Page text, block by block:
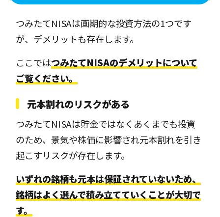
つみたてNISAは画期的な投資方法の1つです
が、デメリットも存在します。
ここではつみたてNISAのデメリットについて
ご覧ください。
元本割れのリスクがある
つみたてNISAは貯金ではなくあくまでも投資
のため、景気や株価に影響され元本割れを引き
起こすリスクが存在します。
いずれの銘柄も元本は保証されていないため、
銘柄はよく選んで積み立てていくことが大切で
す。